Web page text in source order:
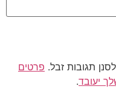
פרטים
יעובד.